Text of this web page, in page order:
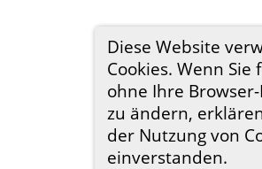
Diese Website
Cookies. Wenn
ohne Ihre
zu ändern,
der Nutzung von
einverstanden.